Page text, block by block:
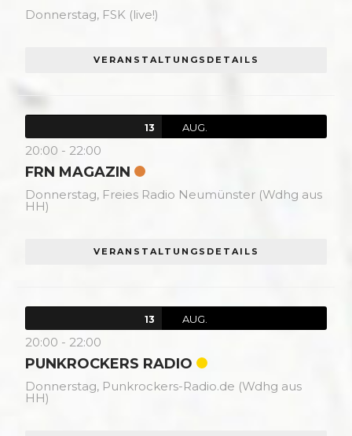
Donnerstag, FSK (live!)
VERANSTALTUNGSDETAILS
13 AUG.
20:00 - 22:00
FRN MAGAZIN
Donnerstag, Freies Radio Neumünster (Wdhg aus
HH)
VERANSTALTUNGSDETAILS
13 AUG.
20:00 - 22:00
PUNKROCKERS RADIO
Donnerstag, Punkrockers-Radio.de (Wdhg aus
HH)